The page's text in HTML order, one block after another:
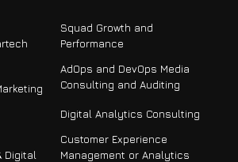
Digital
Squad Growth and
Performance
AdOps and DevOps Media
Consulting and Auditing
Digital Analytics Consulting
Customer Experience
Management or Analytics